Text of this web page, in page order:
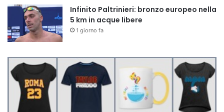
Infinito Paltrinieri: bronzo europeo nella
5 km in acque libere
1 giorno fa